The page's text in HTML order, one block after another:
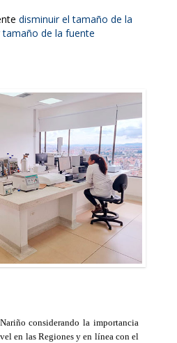
disminuir el tamaño de la
de la fuente
considerando la importancia
en las Regiones y en línea con el